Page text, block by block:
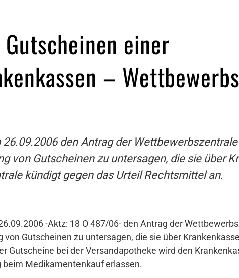
einer
–
den Antrag der Wettbewerbszentrale
von Gutscheinen zu untersagen, die sie über
kündigt gegen das Urteil Rechtsmittel an.
-Aktz: 18 O 487/06- den Antrag der
Gutscheinen zu untersagen, die sie über
Gutscheine bei der Versandapotheke wird den
Medikamentenkauf erlassen.